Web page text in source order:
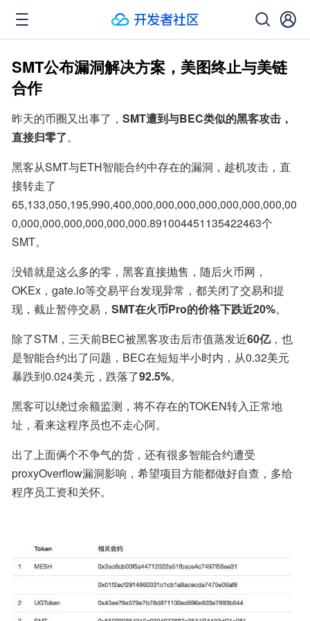
SMT公布漏洞解决方案，美图终止与美链
合作
昨天的币圈又出事了， SMT遭到与BEC类似的黑客攻击，
直接归零了。
黑客从SMT与ETH智能合约中存在的漏洞，趁机攻击，直
接转走了
65,133,050,195,990,400,000,000,000,000,000,000,000,00
0,000,000,000,000,000,000.891004451135422463个
SMT。
没错就是这么多的零，黑客直接抛售，随后火币网，
OKEx，gate.io等交易平台发现异常，都关闭了交易和提
现，截止暂停交易， SMT在火币Pro的价格下跌近20%。
除了STM，三天前BEC被黑客攻击后市值蒸发近60亿，也
是智能合约出了问题，BEC在短短半小时内，从0.32美元
暴跌到0.024美元，跌落了92.5%。
黑客可以绕过余额监测，将不存在的TOKEN转入正常地
址，看来这程序员也不走心阿。
出了上面俩个不争气的货，还有很多智能合约遭受
proxyOverflow漏洞影响，希望项目方能都做好自查，多给
程序员工资和关怀。